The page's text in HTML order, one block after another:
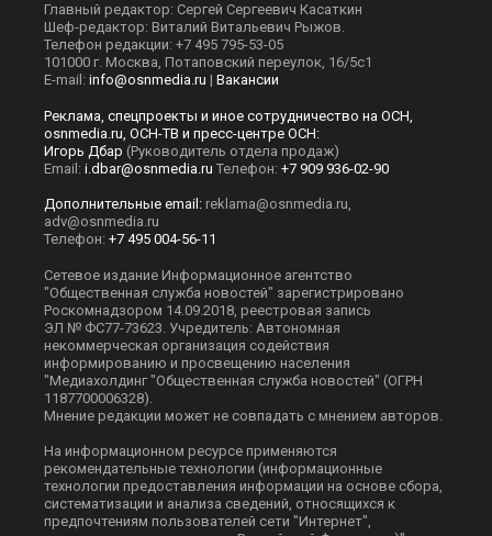
Главный редактор: Сергей Сергеевич Касаткин
Шеф-редактор: Виталий Витальевич Рыжов.
Телефон редакции: +7 495 795-53-05
101000 г. Москва, Потаповский переулок, 16/5с1
E-mail: info@osnmedia.ru | Вакансии
Реклама, спецпроекты и иное сотрудничество на ОСН,
osnmedia.ru, ОСН-ТВ и пресс-центре ОСН:
Игорь Дбар (Руководитель отдела продаж)
Email: i.dbar@osnmedia.ru Телефон: +7 909 936-02-90
Дополнительные email: reklama@osnmedia.ru,
adv@osnmedia.ru
Телефон: +7 495 004-56-11
Сетевое издание Информационное агентство
"Общественная служба новостей" зарегистрировано
Роскомнадзором 14.09.2018, реестровая запись
ЭЛ № ФС77-73623. Учредитель: Автономная
некоммерческая организация содействия
информированию и просвещению населения
"Медиахолдинг "Общественная служба новостей" (ОГРН
1187700006328).
Мнение редакции может не совпадать с мнением авторов.
На информационном ресурсе применяются
рекомендательные технологии (информационные
технологии предоставления информации на основе сбора,
систематизации и анализа сведений, относящихся к
предпочтениям пользователей сети "Интернет",